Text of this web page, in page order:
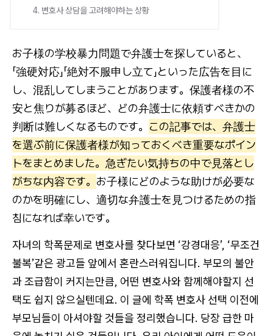
4. 변호사 상담을 고려해야하는 상황
お子様の学校暴力問題で弁護士を探していると、
「強硬対応」「絶対不服申し立て」といった広告を目に
し、混乱してしまうことがあります。保護者様の不
安と焦りが募るほど、どの弁護士に依頼すべきかの
判断は難しくなるものです。 この記事では、弁護士
を選ぶ前に保護者様が知っておくべき重要なポイン
トをまとめました。急ぎたい気持ちの中で見落とし
がちな内容です。 お子様にどのような助けが必要な
のかを明確にし、適切な弁護士を見つけるための指
침になれば幸いです。
자녀의 학폭문제로 변호사를 찾다보면 ‘강경대응’, ‘무조건
불복’같은 광고들 앞에서 혼란스러워집니다. 부모의 불안
과 조급함이 커지는만큼, 어떤 변호사와 함께해야할지 선
택도 쉽지 않으실텐데요. 이 글에 학폭 변호사 선택 이전에
부모님들이 아셔야할 것들을 정리했습니다. 당장 급한 마